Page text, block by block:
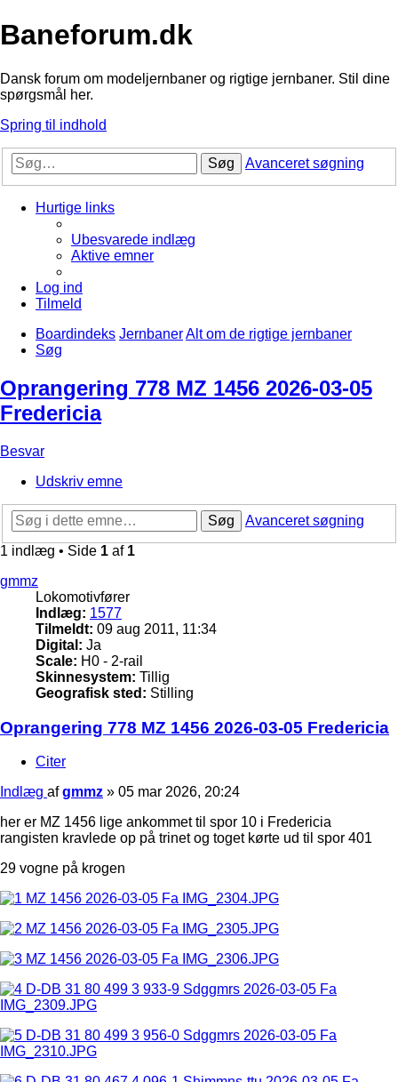
Baneforum.dk
Dansk forum om modeljernbaner og rigtige jernbaner. Stil dine
spørgsmål her.
Spring til indhold
Søg Avanceret søgning
Hurtige links
Ubesvarede indlæg
Aktive emner
Log ind
Tilmeld
Boardindeks JernbanerAlt om de rigtige jernbaner
Søg
Oprangering 778 MZ 1456 2026-03-05
Fredericia
Besvar
Udskriv emne
Søg
Avanceret søgning
1 indlæg • Side 1 af 1
gmmz
Lokomotivfører
Indlæg: 1577
Tilmeldt: 09 aug 2011, 11:34
Digital: Ja
Scale: H0 - 2-rail
Skinnesystem: Tillig
Geografisk sted: Stilling
Oprangering 778 MZ 1456 2026-03-05 Fredericia
Citer
Indlæg afgmmz » 05 mar 2026, 20:24
her er MZ 1456 lige ankommet til spor 10 i Fredericia
rangisten kravlede op på trinet og toget kørte ud til spor 401
29 vogne på krogen